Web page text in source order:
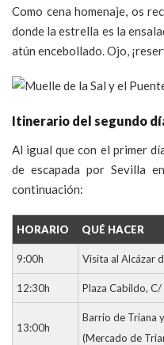
Como cena homenaje, os
donde la estrella es la
atún encebollado. Ojo,
Itinerario del segundo
Al igual que con el primer
de escapada por Sevilla
continuación:
HORARIO QUÉ HACER
9:00h Visita al Alcázar
12:30h Plaza Cabildo,
13:00h
Barrio de Triana
(Mercado de